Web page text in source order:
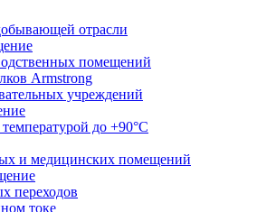
отрасли
помещений
Armstrong
учреждений
до +90°С
и медицинских помещений
переходов
токе